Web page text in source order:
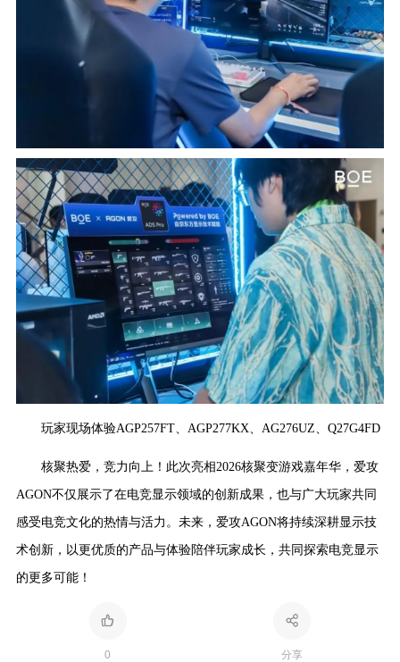
玩家现场体验AGP257FT、AGP277KX、AG276UZ、Q27G4FD
核聚热爱，竞力向上！此次亮相2026核聚变游戏嘉年华，爱攻
AGON不仅展示了在电竞显示领域的创新成果，也与广大玩家共同
感受电竞文化的热情与活力。未来，爱攻AGON将持续深耕显示技
术创新，以更优质的产品与体验陪伴玩家成长，共同探索电竞显示
的更多可能！
0 分享